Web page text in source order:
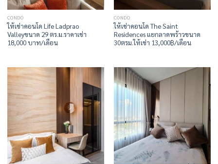
CONDO
ให้เช่าคอนโด Life Ladprao
Valleyขนาด 29 ตร.ม.ราคาเช่า
18,000 บาท/เดือน
CONDO
ให้เช่าคอนโด The Saint
Residences แยกลาดพร้าวขนาด
30ตรม.ให้เช่า 13,000฿/เดือน